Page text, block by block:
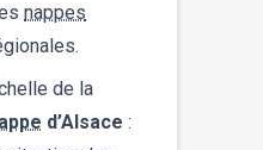
nappes
de la
d’Alsace :